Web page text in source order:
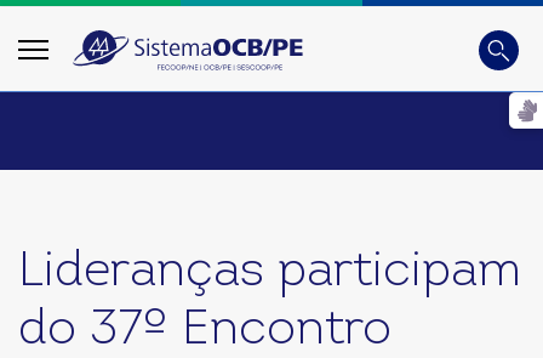
Busca
Lideranças participam
do 37º Encontro